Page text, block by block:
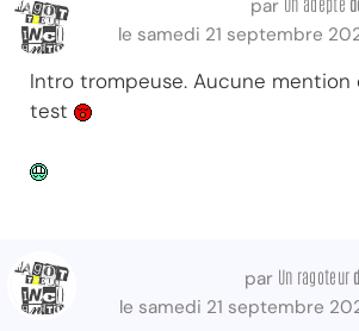
par
le samedi 21 septembre
Intro trompeuse. Aucune mention
test
par Un ragoteur
le samedi 21 septembre